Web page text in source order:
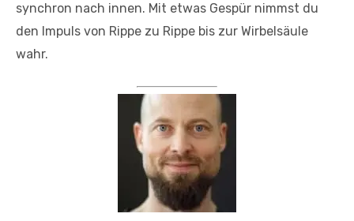
synchron nach innen. Mit etwas Gespür nimmst du
den Impuls von Rippe zu Rippe bis zur Wirbelsäule
wahr.